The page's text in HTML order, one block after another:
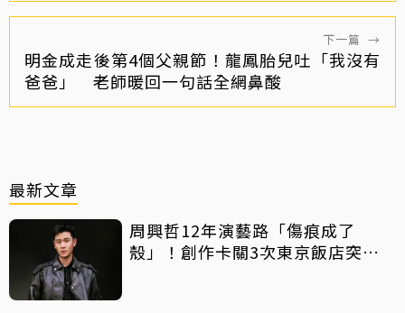
下一篇 →
明金成走後第4個父親節！龍鳳胎兒吐「我沒有
爸爸」 老師暖回一句話全網鼻酸
最新文章
周興哲12年演藝路「傷痕成了
殼」！創作卡關3次東京飯店突找